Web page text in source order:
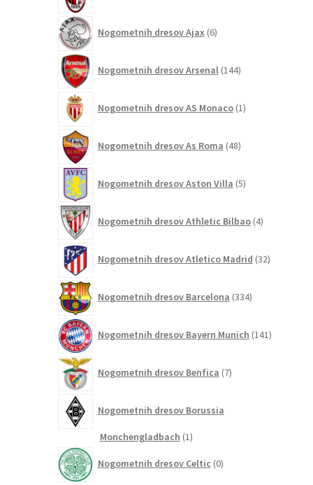
Nogometnih dresov Ajax 6izdelkov
Nogometnih dresov Arsenal 144izdelkov
Nogometnih dresov AS Monaco 1izdelek
Nogometnih dresov As Roma 48izdelkov
Nogometnih dresov Aston Villa 5izdelkov
Nogometnih dresov Athletic Bilbao 4izdelki
Nogometnih dresov Atletico Madrid 32izdelkov
Nogometnih dresov Barcelona 334izdelkov
Nogometnih dresov Bayern Munich 141izdelkov
Nogometnih dresov Benfica 7izdelkov
Nogometnih dresov Borussia
Monchengladbach 11
Nogometnih dresov Celtic 0izdelkov